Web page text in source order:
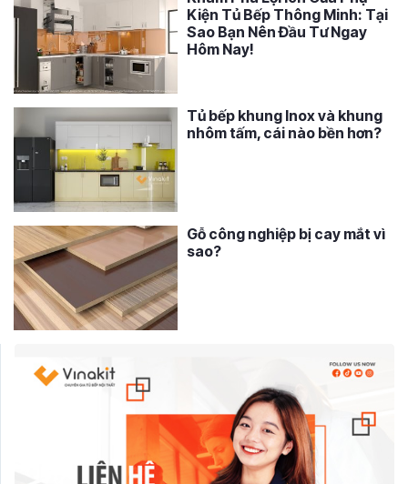
Kiện Tủ Bếp Thông Minh: Tại
Sao Bạn Nên Đầu Tư Ngay
Hôm Nay!
Tủ bếp khung Inox và khung
nhôm tấm, cái nào bền hơn?
Gỗ công nghiệp bị cay mắt vì
sao?